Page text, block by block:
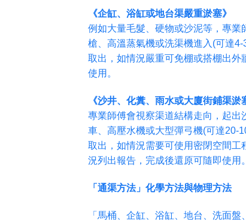
《企缸、浴缸或地台渠嚴重淤塞》
例如大量毛髮、硬物或沙泥等，專業
槍、高溫蒸氣機或洗渠機進入(可達
取出，如情況嚴重可免棚或搭棚出外
使用。
《沙井、化糞、雨水或大廈街鋪渠淤
專業師傅會視察渠道結構走向，起出
車、高壓水機或大型彈弓機(可達20-
取出，如情況需要可使用密閉空間
況列出報告，完成後還原可隨即使用。
「通渠方法」化學方法與物理方法
「馬桶、企缸、浴缸、地台、洗面